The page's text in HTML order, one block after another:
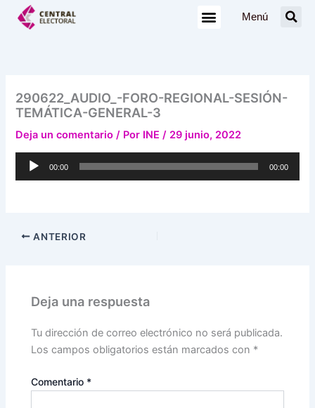
Menú
290622_AUDIO_-FORO-REGIONAL-SESIÓN-
TEMÁTICA-GENERAL-3
Deja un comentario / Por INE/ 29 junio, 2022
Reproductor
00:00 00:00
ANTERIOR
Deja una respuesta
Tu dirección de correo electrónico no será publicada.
Los campos obligatorios están marcados con *
Comentario *